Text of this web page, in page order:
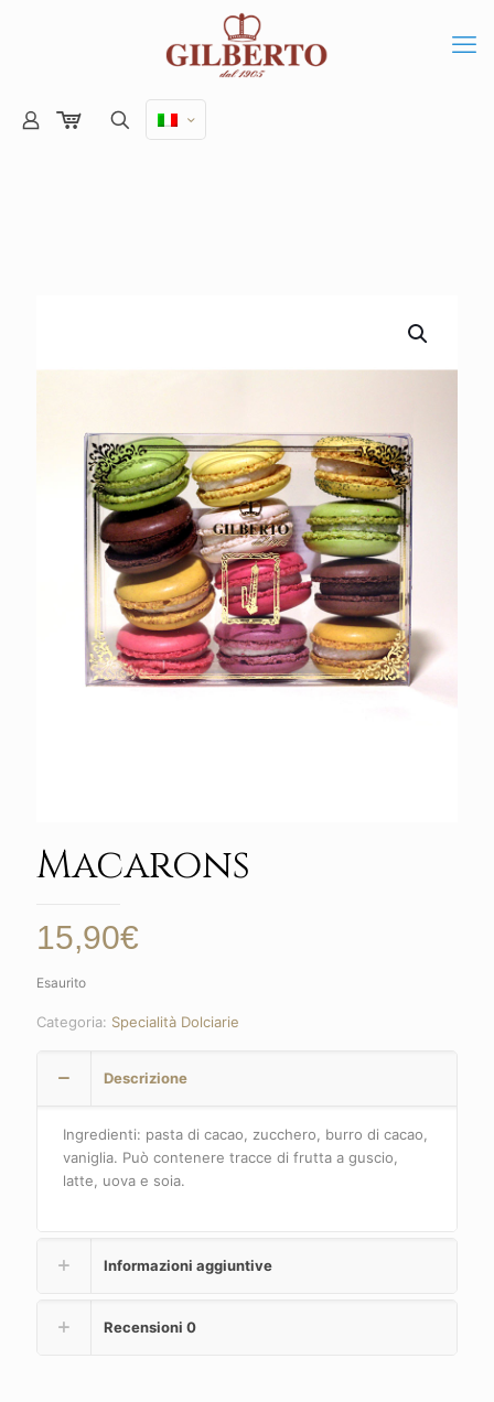
Macarons
15,90€
Esaurito
Categoria: Specialità Dolciarie
Descrizione
Ingredienti: pasta di cacao, zucchero, burro di cacao,
vaniglia. Può contenere tracce di frutta a guscio,
latte, uova e soia.
Informazioni aggiuntive
Recensioni 0